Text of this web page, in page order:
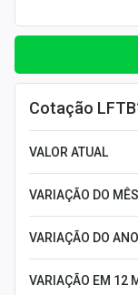
Cotação
VALOR ATUAL
VARIAÇÃO DO MÊS
VARIAÇÃO DO ANO
VARIAÇÃO EM 12